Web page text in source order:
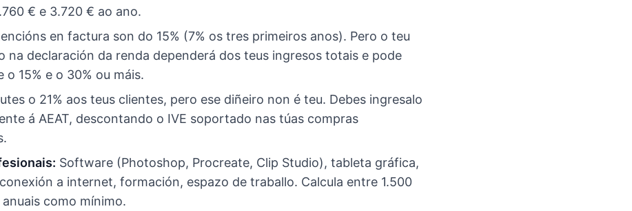
€ e 3.720 € ao ano.
en factura son do 15% (7% os tres primeiros anos). Pero o teu
na declaración da renda dependerá dos teus ingresos totais e pode
o 15% e o 30% ou máis.
o 21% aos teus clientes, pero ese diñeiro non é teu. Debes ingresalo
á AEAT, descontando o IVE soportado nas túas compras
Software (Photoshop, Procreate, Clip Studio), tableta gráfica,
a internet, formación, espazo de traballo. Calcula entre 1.500
como mínimo.